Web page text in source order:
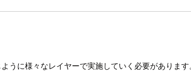
うに様々なレイヤーで実施していく必要がありま